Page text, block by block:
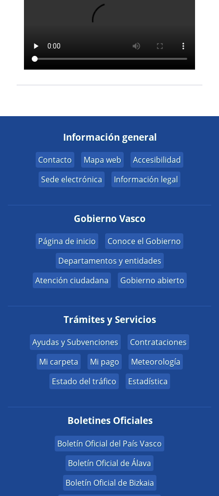
Información general
Contacto Mapa web
Accesibilidad
Sede electrónica
Información legal
Gobierno Vasco
Página de inicio
Conoce el Gobierno
Departamentos y entidades
Atención ciudadana
Gobierno abierto
Trámites y Servicios
Ayudas y Subvenciones
Contrataciones
Mi carpeta
Mi pago
Meteorología
Estado del tráfico
Estadística
Boletines Oficiales
Boletín Oficial del País Vasco
Boletín Oficial de Álava
Boletín Oficial de Bizkaia